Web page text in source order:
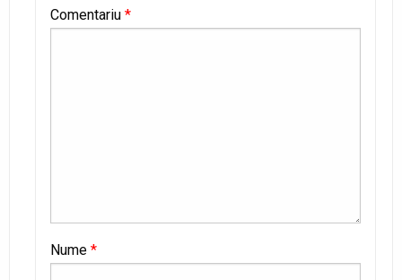
Comentariu *
Nume *